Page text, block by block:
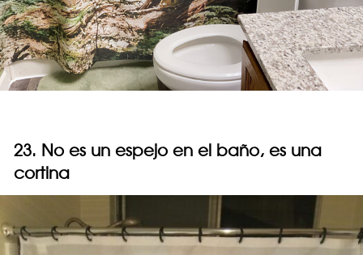
23. No es un espejo en el baño, es una
cortina